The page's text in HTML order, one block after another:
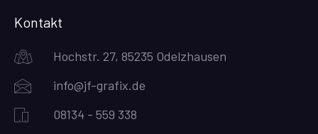
Kontakt
Hochstr. 27, 85235 Odelzhausen
info@jf-grafix.de
08134 - 559 338